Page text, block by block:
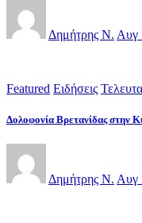
Δημήτρης Ν. Αυγ
Featured Ειδήσεις
Δολοφονία Βρετανίδας στην
Δημήτρης Ν. Αυγ